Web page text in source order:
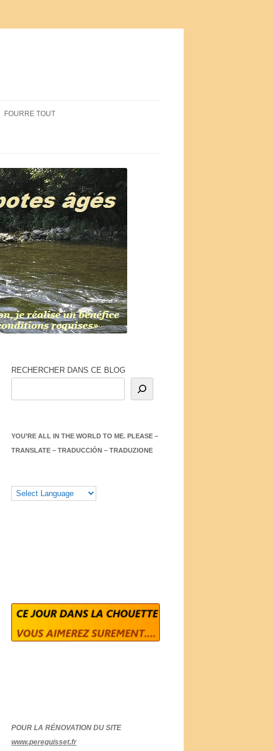
FOURRE TOUT
RECHERCHER DANS CE BLOG
YOU’RE ALL IN THE WORLD TO ME. PLEASE –
TRANSLATE – TRADUCCIÓN – TRADUZIONE
POUR LA RÉNOVATION DU SITE
www.pereguisset.fr